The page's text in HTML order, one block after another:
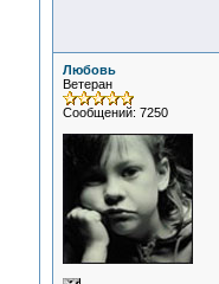
Любовь
Ветеран
Сообщений: 7250